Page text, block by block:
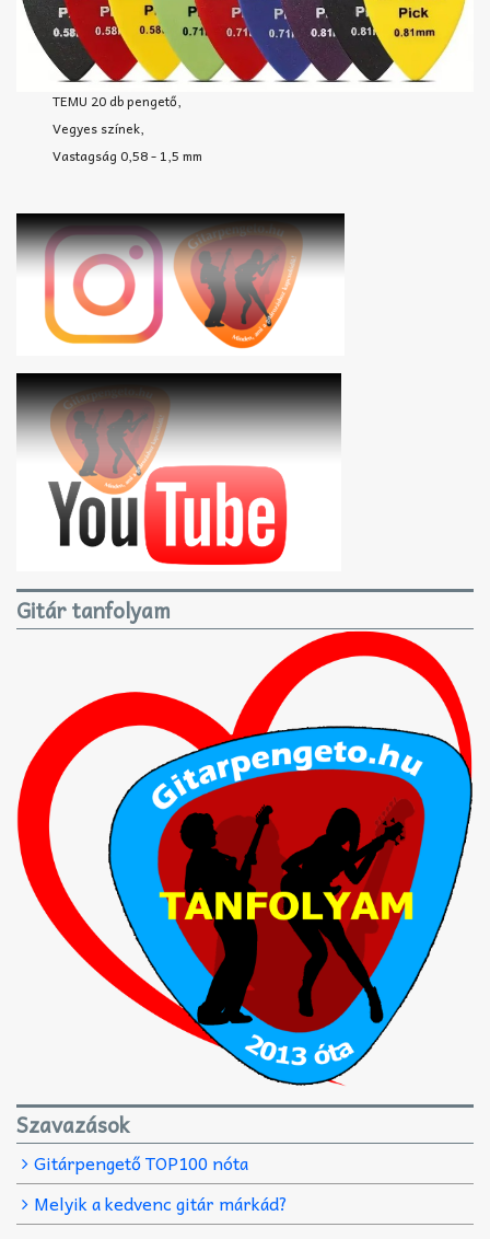
TEMU 20 db pengető,
Vegyes színek,
Vastagság 0,58 - 1,5 mm
Gitár tanfolyam
Szavazások
Gitárpengető TOP100 nóta
Melyik a kedvenc gitár márkád?